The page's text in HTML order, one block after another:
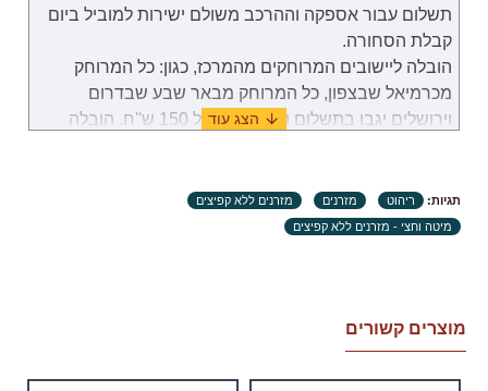
שעות פעילות: בימים א-ה (לא כולל חג וערבי חג) בשעות
09:00 – 18:00.
תשלום עבור אספקה וההרכב משולם ישירות למוביל ביום
קבלת הסחורה.
הובלה ליישובים המרוחקים מהמרכז, כגון: כל המרוחק
מכרמיאל שבצפון, כל המרוחק מבאר שבע שבדרום
וירושלים יגבו בתשלום נוסף בסך של 150 ש''ח. הובלה
במקרה שבו תידרשנה שימוש במנוף לצורך להובלת
מוצרים, באחריות הלקוח למצוא ולזמן שירותי מנוף
והתשלום עבור שירות זה יהיה מוטל על הלקוח.
.זמני האספקה ​​של כל מוצר מצוינים בנפרד. ימי עבודה
הנספרים (ימים א'-ה' בשבוע, לא כולל ימי שבתון, ערבי חג
וחגים) מיום וידוא ומיצוי המוצר, קבלת אישור לעסקה
תגיות: ריהוט מזרנים
מזרנים ללא קפיצים
מיטה וחצי - מזרנים ללא קפיצים
מוצרים קשורים